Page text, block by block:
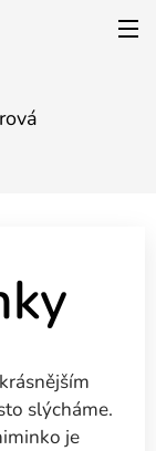
slýcháme.
je